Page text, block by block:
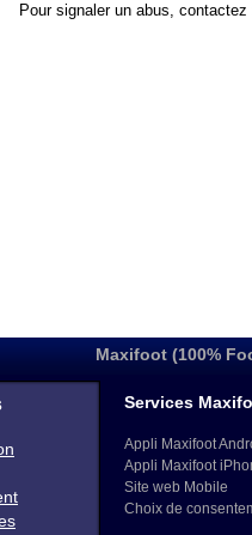
Pour signaler un abus, contactez
Maxifoot (100%
Services
Appli Maxifoot
Appli Maxifoot
Site web Mobile
Choix de